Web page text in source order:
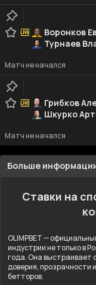
Воронков
Турнаев
Матч не начался
Грибков
Шкурко
Матч не начался
Больше
Ставки на
OLIMPBET —
индустрии не только в
года. Она выстраивает
доверия, прозрачности
бетторов.